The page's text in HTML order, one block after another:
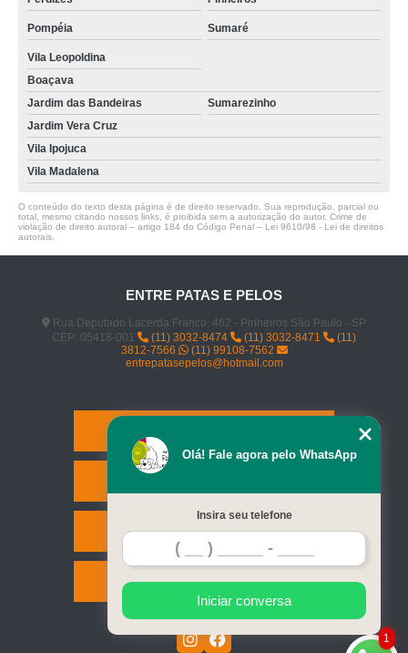
Pompéia Sumaré
Vila Leopoldina
Boaçava
Jardim das Bandeiras
Sumarezinho
Jardim Vera Cruz
Vila Ipojuca
Vila Madalena
O conteúdo do texto desta página é de direito reservado. Sua reprodução, parcial ou
total, mesmo citando nossos links, é proibida sem a autorização do autor. Crime de
violação de direito autoral – artigo 184 do Código Penal – Lei 9610/98 - Lei de direitos
autorais
ENTRE PATAS E PELOS
Rua Deputado Lacerda Franco, 462 - Pinheiros São Paulo - SP
CEP: 05418-001
(11) 3032-8474 (11) 3032-8471
(11)
3812-7566
(11) 99108-7562
entrepatasepelos@hotmail.com
Contato
Mapa do site
1
Olá! Fale agora pelo WhatsApp
Insira seu telefone
Iniciar conversa